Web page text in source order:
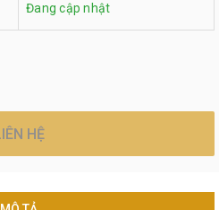
Đang cập nhật
HỆ